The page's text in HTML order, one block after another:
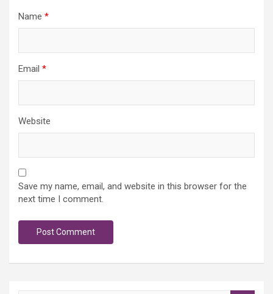
Name *
Email *
Website
Save my name, email, and website in this browser for the
next time I comment.